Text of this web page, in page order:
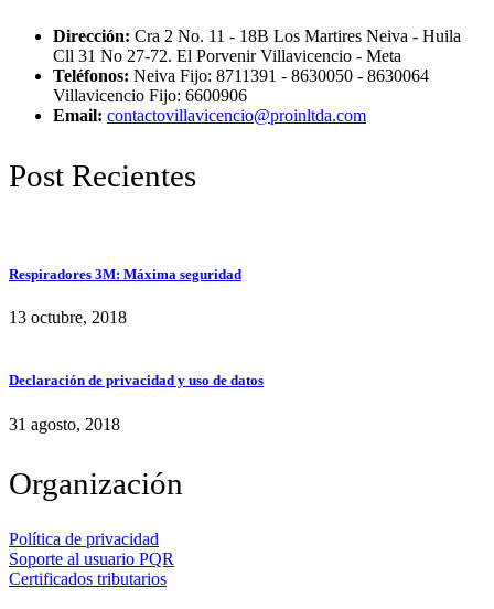
Dirección: Cra 2 No. 11 - 18B Los Martires Neiva - Huila
Cll 31 No 27-72. El Porvenir Villavicencio - Meta
Teléfonos: Neiva Fijo: 8711391 - 8630050 - 8630064
Villavicencio Fijo: 6600906
Email: contactovillavicencio@proinltda.com
Post Recientes
Respiradores 3M: Máxima seguridad
13 octubre, 2018
Declaración de privacidad y uso de datos
31 agosto, 2018
Organización
Política de privacidad
Soporte al usuario PQR
Certificados tributarios